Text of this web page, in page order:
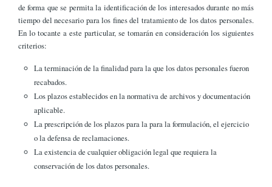
de forma que se permita la identificación de los interesados durante no más
tiempo del necesario para los fines del tratamiento de los datos personales.
En lo tocante a este particular, se tomarán en consideración los siguientes
criterios:
La terminación de la finalidad para la que los datos personales fueron
recabados.
Los plazos establecidos en la normativa de archivos y documentación
aplicable.
La prescripción de los plazos para la para la formulación, el ejercicio
o la defensa de reclamaciones.
La existencia de cualquier obligación legal que requiera la
conservación de los datos personales.